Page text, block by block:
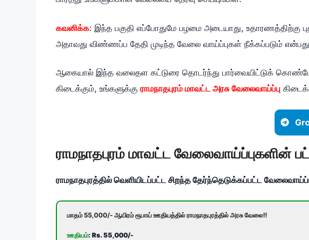
கவனிக்க: இந்த பகுதி எப்போதுமே பழமை அடையாது, உதாரணத்திற்கு
அதாவது விண்ணப்ப தேதி முடிந்த வேலை வாய்ப்புகள் நீக்கப்படும் என்பது
ஆகையால் இந்த வலைதள கட்டுரை தொடர்ந்து பார்வையிட்டுக் கொண்டே
கிடைக்கும், உங்களுக்கு ராமநாதபுரம் மாவட்ட அரசு வேலைவாய்ப்பு
ராமநாதபுரம் மாவட்ட வேலைவாய்ப்புகளின்
ராமநாதபுரத்தில் வெளியிடப்பட்ட சிறந்த தேர்ந்தெடுக்கப்பட்ட
மாதம் 55,000/- ஆயிரம் ரூபாய் ஊதியத்தில் ராமநாதபுரத்தில் அரசு வேலை!!
ஊதியம்: Rs. 55,000/-